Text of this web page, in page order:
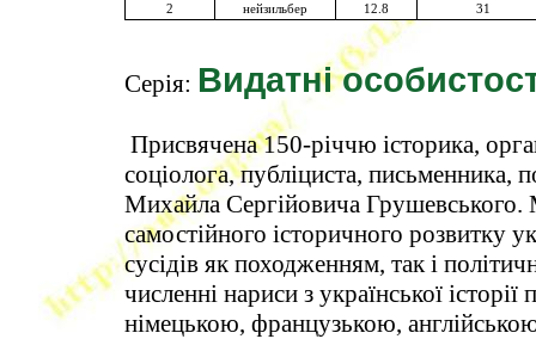
2
нейзильбер 12.8 31
Серія: Видатні
Присвячена 150-річчю історика,
соціолога, публіциста, письменника,
Михайла Сергійовича
самостійного історичного розвитку
сусідів як походженням, так і
численні нариси з української
німецькою, французькою,